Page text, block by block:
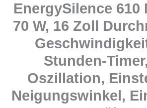
EnergySilence 610
70 W, 16 Zoll
Stunden-
Oszillation,
Neigungswinkel,